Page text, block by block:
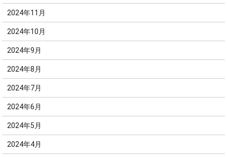
2024年11月
2024年10月
2024年9月
2024年8月
2024年7月
2024年6月
2024年5月
2024年4月